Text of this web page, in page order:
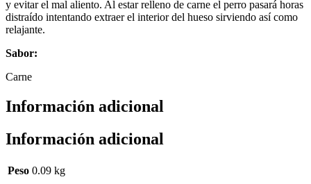
y evitar el mal aliento. Al estar relleno de carne el perro pasará horas
distraído intentando extraer el interior del hueso sirviendo así como
relajante.
Sabor:
Carne
Información adicional
Información adicional
Peso 0.09 kg